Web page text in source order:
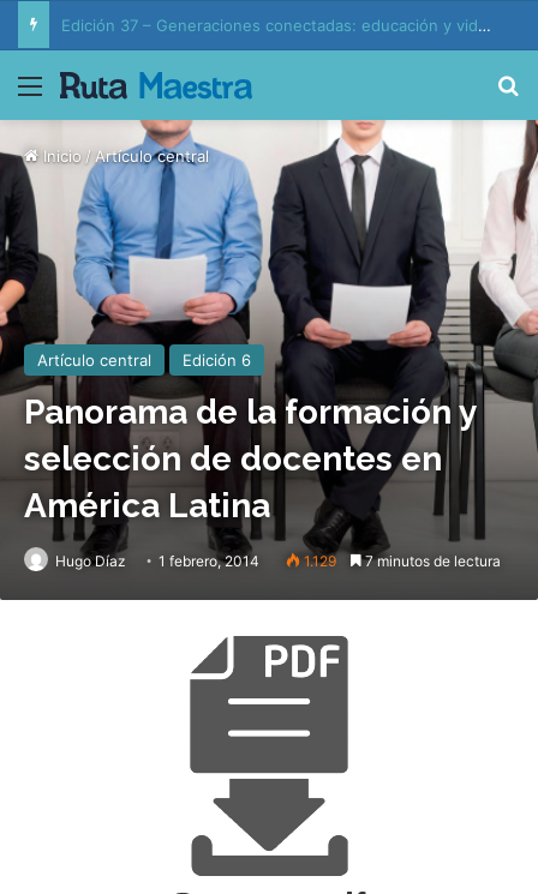
Edición 37 – Generaciones conectadas: educación y vida en la era de la IA
Menú
Inicio/ Artículo central
Artículo central Edición 6
Panorama de la formación y
selección de docentes en
América Latina
Hugo Díaz 1 febrero, 2014 1.129 7 minutos de lectura